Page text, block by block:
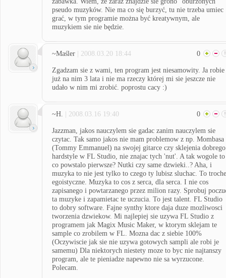
pseudo muzyków. Nie ma co się burzyć, tu nie trzeba umiec
grać, w tym programie można być kreatywnym, ale
muzykiem sie nie będzie.
~Maśler | 2008.03.20 18:44 0
Zgadzam sie z wami, ten program jest niesamowity. Ja robie
już na nim 3 lata i nie ma rzeczy której mi sie jeszcze nie
udało w nim mi zrobić. poprostu cacy :)
~H. | 2008.03.16 19:40 0
Jazzman, jakos nauczylem sie gadac zanim nauczylem sie
czytac. Tak samo jakos nie mam problemow z np. Mombasa
(Tommy Emmanuel) na swojej gitarce czy sklejenia dobrego
hardstyle w FL Studio, nie znajac tych 'nut'. A tak wogole to
co powstalo pierwsze? Nutki czy same dzwieki..? Aha, i
muzyka to nie jest tylko to czego ty lubisz sluchac. To troche
egoistyczne. Muzyka to cos z serca, dla serca. I nie cos
zapisanego i powtarzanego przez milion razy. Sprobuj
ta muzyke i zapamietac te uczucia. To jest talent. FL Studio
to dobry software. Fajne synthy ktore daja duze mozliwosci
tworzenia dzwiekow. Mi najlepiej sie uzywa FL Studio z
programem jak Magix Music Maker, w ktorym sklejam te
sample co zrobilem w FL. Mozna dac z siebie 100%
(Oczywiscie jak sie nie uzywa gotowych sampli ale robi je
samemu) Dla niektorych niestety moze to byc nie najtanszy
program, ale te pieniadze napewno nie sa wyrzucone.
Polecam.